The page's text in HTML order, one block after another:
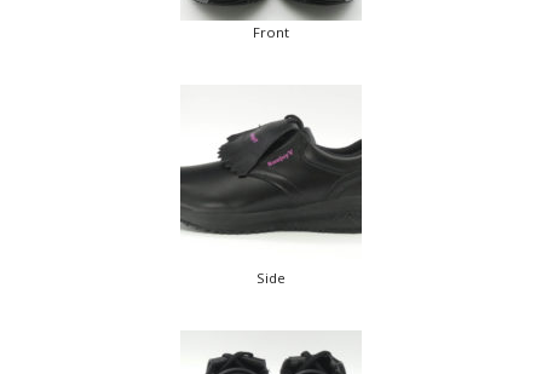
Front
Side